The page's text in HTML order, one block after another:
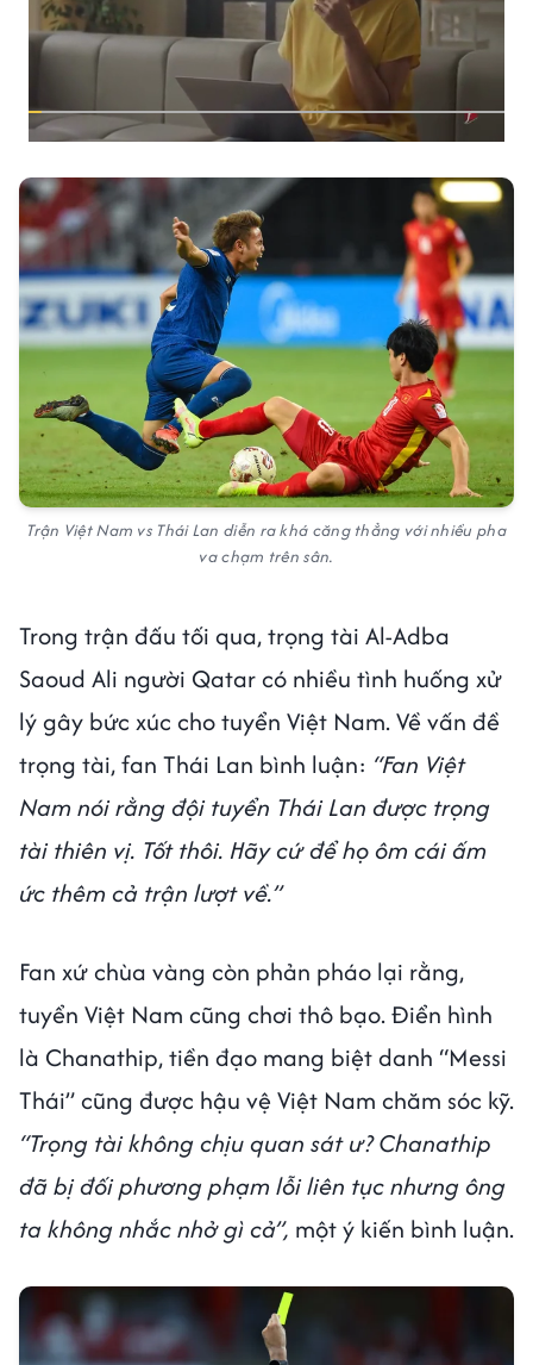
Trận Việt Nam vs Thái Lan diễn ra khá căng thẳng với nhiều pha
va chạm trên sân.
Trong trận đấu tối qua, trọng tài Al-Adba
Saoud Ali người Qatar có nhiều tình huống xử
lý gây bức xúc cho tuyển Việt Nam. Về vấn đề
trọng tài, fan Thái Lan bình luận: “Fan Việt
Nam nói rằng đội tuyển Thái Lan được trọng
tài thiên vị. Tốt thôi. Hãy cứ để họ ôm cái ấm
ức thêm cả trận lượt về.”
Fan xứ chùa vàng còn phản pháo lại rằng,
tuyển Việt Nam cũng chơi thô bạo. Điển hình
là Chanathip, tiền đạo mang biệt danh “Messi
Thái” cũng được hậu vệ Việt Nam chăm sóc kỹ.
“Trọng tài không chịu quan sát ư? Chanathip
đã bị đối phương phạm lỗi liên tục nhưng ông
ta không nhắc nhở gì cả”, một ý kiến bình luận.